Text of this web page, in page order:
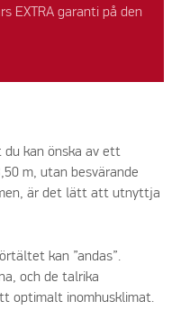
EXTRA garanti på den
kan önska av ett
m, utan besvärande
är det lätt att utnyttja
kan ”andas”.
och de talrika
optimalt inomhusklimat.